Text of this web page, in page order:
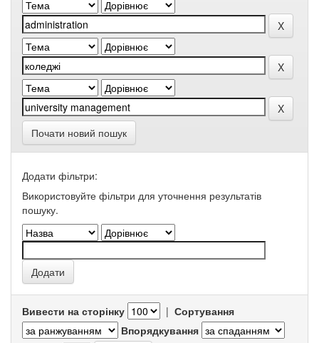
Почати новий пошук
Додати фільтри:
Використовуйте фільтри для уточнення результатів
пошуку.
Вивести на сторінку | Сортування
Впорядкування